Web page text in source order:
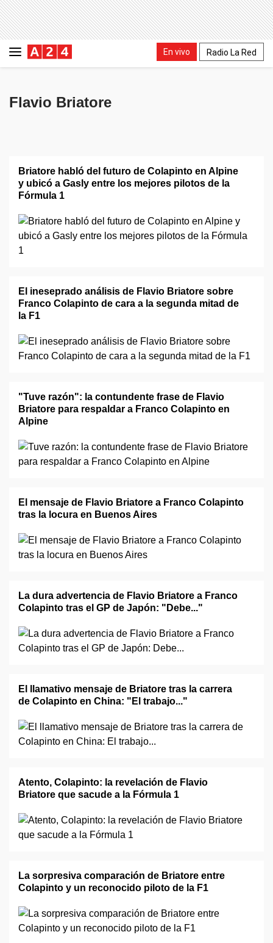
En vivo Radio La Red
Flavio Briatore
Briatore habló del futuro de Colapinto en Alpine
y ubicó a Gasly entre los mejores pilotos de la
Fórmula 1
El ineseprado análisis de Flavio Briatore sobre
Franco Colapinto de cara a la segunda mitad de
la F1
"Tuve razón": la contundente frase de Flavio
Briatore para respaldar a Franco Colapinto en
Alpine
El mensaje de Flavio Briatore a Franco Colapinto
tras la locura en Buenos Aires
La dura advertencia de Flavio Briatore a Franco
Colapinto tras el GP de Japón: "Debe..."
El llamativo mensaje de Briatore tras la carrera
de Colapinto en China: "El trabajo..."
Atento, Colapinto: la revelación de Flavio
Briatore que sacude a la Fórmula 1
La sorpresiva comparación de Briatore entre
Colapinto y un reconocido piloto de la F1